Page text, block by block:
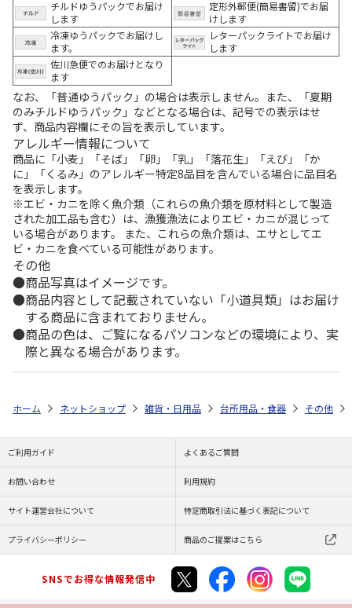
チルドゆうパックでお届け
します
定形外郵便(簡易書留)でお届
けします
冷凍ゆうパックでお届けし
ます。
レターパックライトでお届け
します
佐川急便でのお届けとなり
ます
なお、「普通ゆうパック」の場合は表示しません。また、「夏期
のみチルドゆうパック」などとなる場合は、記号での表示はせ
ず、商品内容欄にその旨を表示しています。
アレルギー情報について
商品に「小麦」「そば」「卵」「乳」「落花生」「えび」「か
に」「くるみ」のアレルギー特定8品目を含んでいる場合に品目名
を表示します。
※エビ・カニを除く魚介類（これらの魚介類を原材料として製造
された加工品も含む）は、漁獲漁法によりエビ・カニが混じって
いる場合があります。 また、これらの魚介類は、エサとしてエ
ビ・カニを食べている可能性があります。
その他
商品写真はイメージです。
商品内容として記載されていない「小道具類」はお届け
する商品に含まれておりません。
商品の色は、ご覧になるパソコンなどの環境により、実
際と異なる場合があります。
ホーム ネットショップ 雑貨・日用品 台所用品・食器 その他
ご利用ガイド よくあるご質問
お問い合わせ 利用規約
サイト運営会社について 特定商取引法に基づく表記について
プライバシーポリシー 商品のご提案はこちら
SNSでお得な情報発信中